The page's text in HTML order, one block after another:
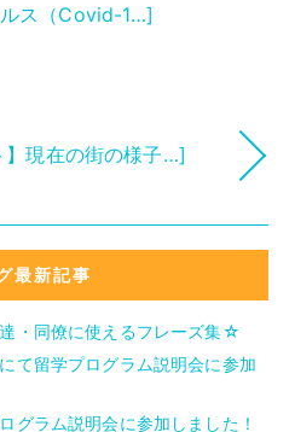
ス（Covid-1…]
】現在の街の様子…]
最新記事
・同僚に使えるフレーズ集☆
て留学プログラム説明会に参加
グラム説明会に参加しました！